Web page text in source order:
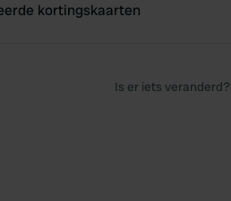
kortingskaarten
Is er iets veranderd?